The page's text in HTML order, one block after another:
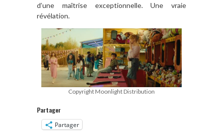
d’une maîtrise exceptionnelle. Une vraie
révélation.
Copyright Moonlight Distribution
Partager
Partager